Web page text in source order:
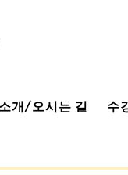
소개/오시는 길 수